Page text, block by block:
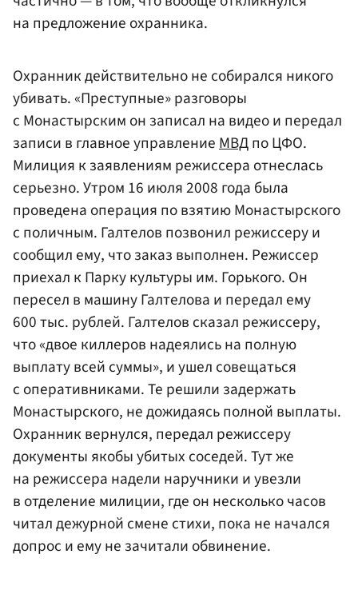
на предложение охранника.
Охранник действительно не собирался никого
убивать. «Преступные» разговоры
с Монастырским он записал на видео и передал
записи в главное управлениеМВДпо ЦФО.
Милиция к заявлениям режиссера отнеслась
серьезно. Утром 16 июля 2008 года была
проведена операция по взятию Монастырского
с поличным. Галтелов позвонил режиссеру и
сообщил ему, что заказ выполнен. Режиссер
приехал к Парку культуры им. Горького. Он
пересел в машину Галтелова и передал ему
600 тыс. рублей. Галтелов сказал режиссеру,
что «двое киллеров надеялись на полную
выплату всей суммы», и ушел совещаться
с оперативниками. Те решили задержать
Монастырского, не дожидаясь полной выплаты.
Охранник вернулся, передал режиссеру
документы якобы убитых соседей. Тут же
на режиссера надели наручники и увезли
в отделение милиции, где он несколько часов
читал дежурной смене стихи, пока не начался
допрос и ему не зачитали обвинение.